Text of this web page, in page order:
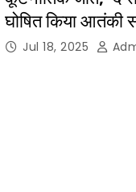
घोषित किया आतंकी
Jul 18, 2025